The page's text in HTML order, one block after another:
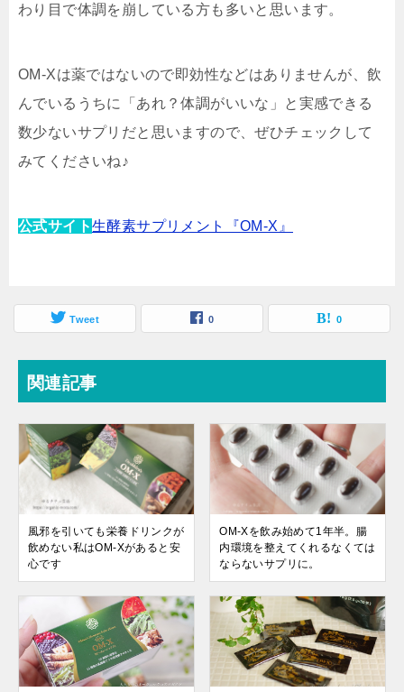
わり目で体調を崩している方も多いと思います。
OM-Xは薬ではないので即効性などはありませんが、 飲
んでいるうちに「あれ？体調がいいな」と実感できる
数少ないサプリ だと思いますので、ぜひチェックして
みてくださいね♪
公式サイト生酵素サプリメント『OM-X』
Tweet 0 0
関連記事
風邪を引いても栄養ドリンクが
飲めない私はOM-Xがあると安
心です
OM-Xを飲み始めて1年半。腸
内環境を整えてくれるなくては
ならないサプリに。